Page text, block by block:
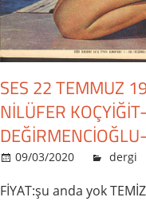
SES 22 TEMMUZ
NİLÜFER
09/03/2020 admin
dergi
FİYAT:şu anda yok